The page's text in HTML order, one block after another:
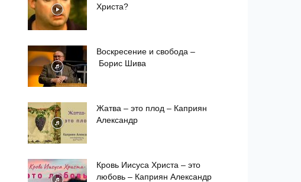
Христа?
Воскресение и свобода –
Борис Шива
Жатва – это плод – Каприян
Александр
Кровь Иисуса Христа – это
любовь – Каприян Александр